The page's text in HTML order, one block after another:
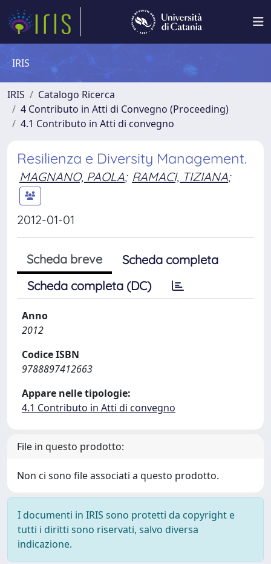
IRIS
IRIS
Catalogo Ricerca
4 Contributo in Atti di Convegno (Proceeding)
4.1 Contributo in Atti di convegno
Resilienza e Diversity Management.
MAGNANO, PAOLA; RAMACI, TIZIANA;
2012-01-01
Scheda breve
Scheda completa
Scheda completa (DC)
Anno
2012
Codice ISBN
9788897412663
Appare nelle tipologie:
4.1 Contributo in Atti di convegno
File in questo prodotto:
Non ci sono file associati a questo prodotto.
I documenti in IRIS sono protetti da copyright e
tutti i diritti sono riservati, salvo diversa
indicazione.